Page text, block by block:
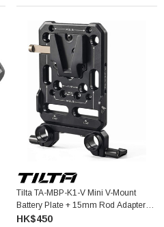
Tilta TA-MBP-K1-V Mini V-Mount
Battery Plate + 15mm Rod Adapter
Black
HK$450